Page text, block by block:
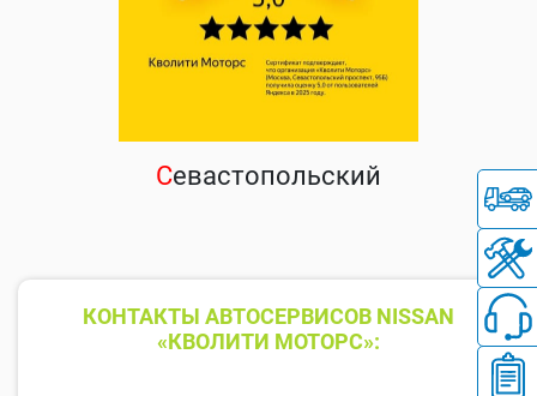
Севастопольский
КОНТАКТЫ АВТОСЕРВИСОВ NISSAN
«КВОЛИТИ МОТОРС»: